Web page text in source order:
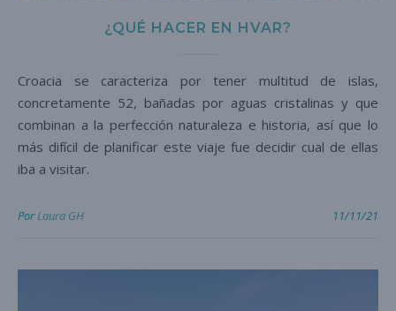
¿QUÉ HACER EN HVAR?
Croacia se caracteriza por tener multitud de islas,
concretamente 52, bañadas por aguas cristalinas y que
combinan a la perfección naturaleza e historia, así que lo
más difícil de planificar este viaje fue decidir cual de ellas
iba a visitar.
PorLaura GH 11/11/21